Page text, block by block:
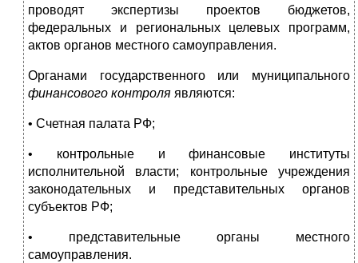
проводят экспертизы проектов бюджетов,
федеральных и региональных целевых про­грамм,
актов органов местного самоуправления.
Органами государственного или муниципального
финансового контроля являются:
• Счетная палата РФ;
• контрольные и финансовые институты
исполнительной власти; контрольные учреждения
законодательных и представительных органов
субъектов РФ;
• представительные органы местного
самоуправления.